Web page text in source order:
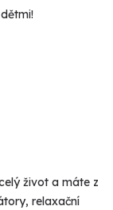
život a máte z
relaxační